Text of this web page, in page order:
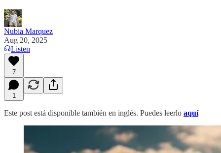
Nubia Marquez
Aug 20, 2025
Listen
7
1
Este post está disponible también en inglés. Puedes leerlo aquí